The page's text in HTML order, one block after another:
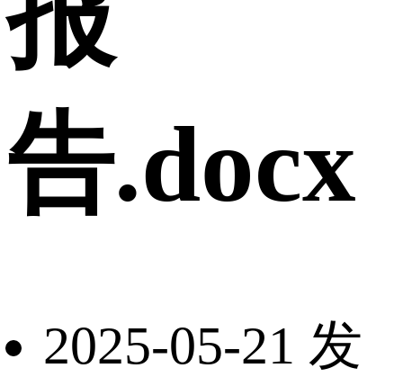
告.docx
2025-05-21 发